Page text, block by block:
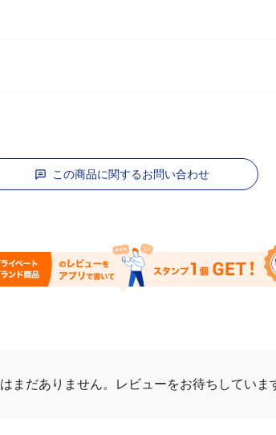
この商品に関するお問い合わせ